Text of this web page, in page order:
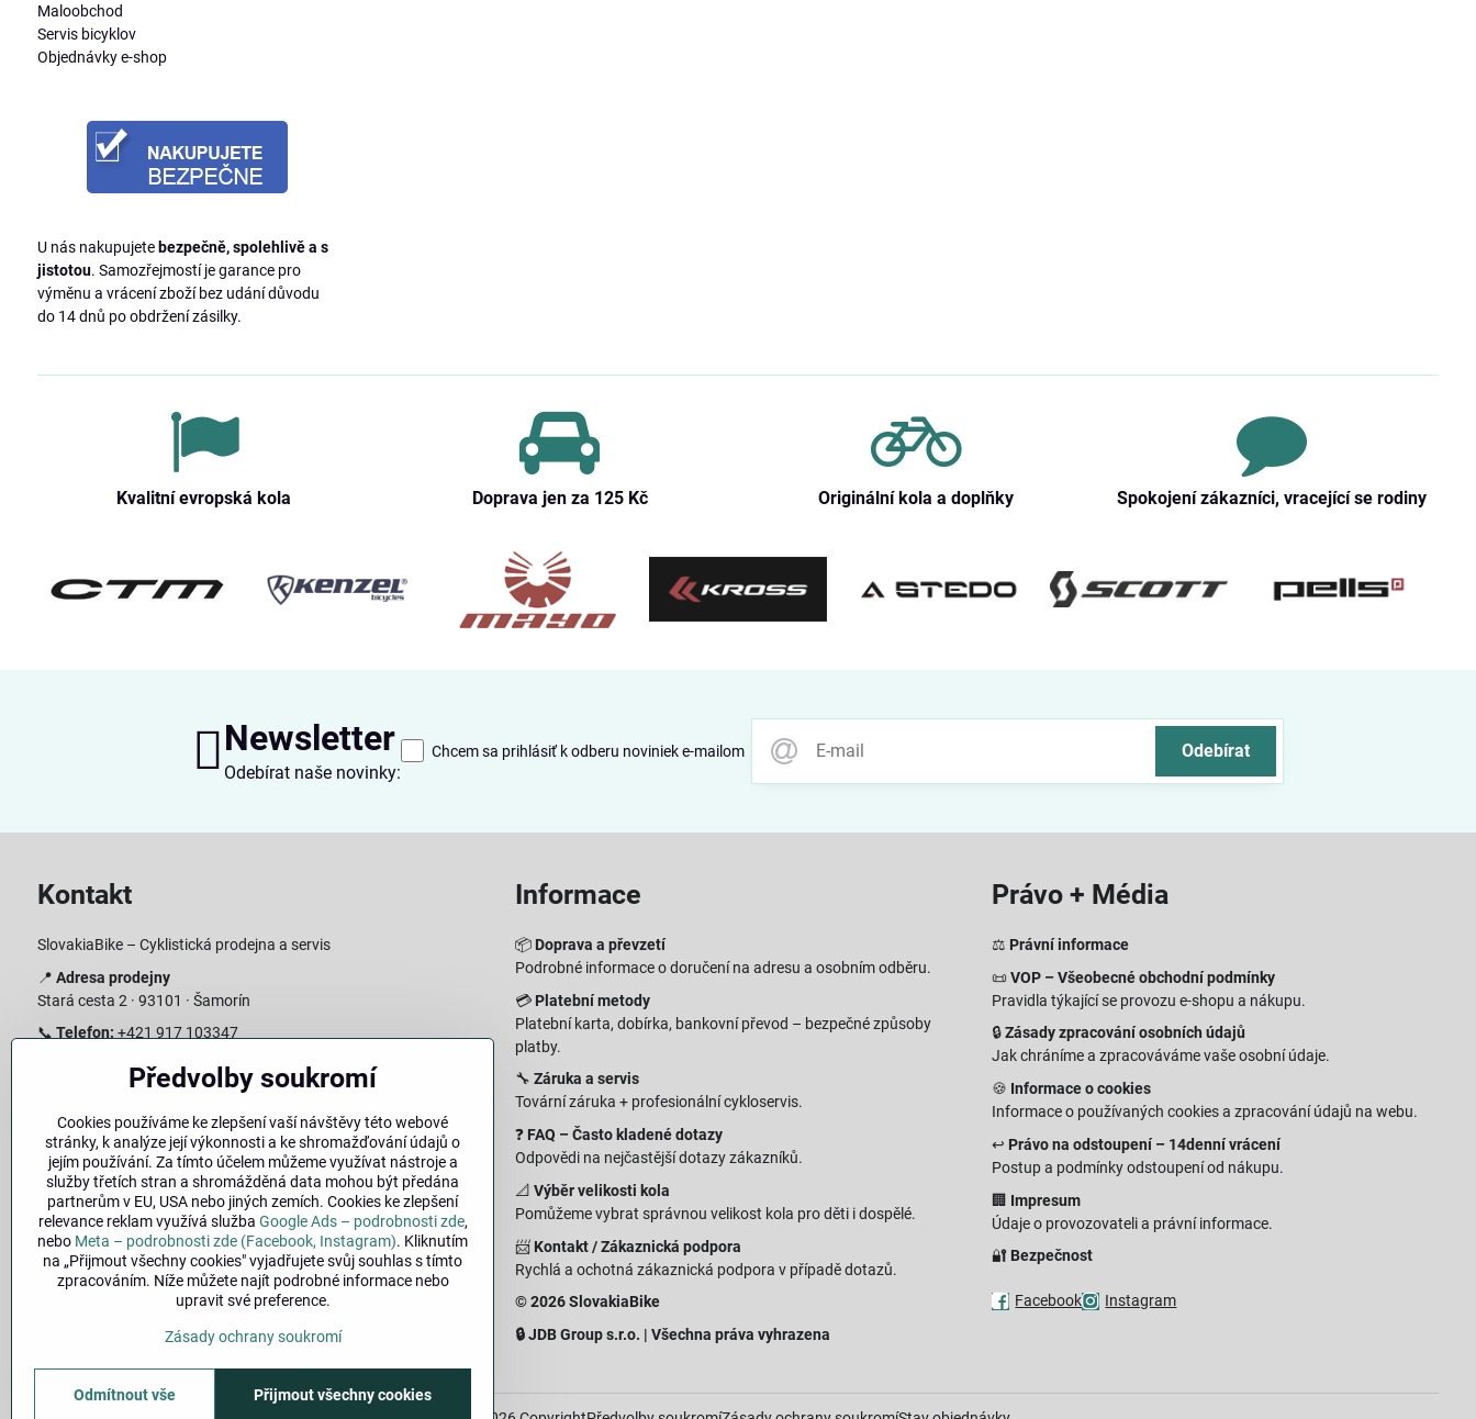
Maloobchod
Servis bicyklov
Objednávky e-shop
U nás nakupujete bezpečně, spolehlivě a s
jistotou. Samozřejmostí je garance pro
výměnu a vrácení zboží bez udání důvodu
do 14 dnů po obdržení zásilky.
Kvalitní evropská kola Doprava jen za 125 Kč Originální kola a doplňky Spokojení zákazníci, vracející se rodiny
Newsletter
Odebírat naše novinky:
Odebírat
Chcem sa prihlásiť k odberu noviniek e-mailom
Kontakt
SlovakiaBike – Cyklistická prodejna a servis
📍 Adresa prodejny
Stará cesta 2 · 93101 · Šamorín
📞 Telefon: +421 917 103347
info@slovakiabike.sk
Pondělí–Pátek: 09:00–15:00
Sobota: 09:00–11:00
Neděle: Zavřeno
👉Zobrazit prodejnu na mapě(odkaz na Google Maps)
Informace
📦 Doprava a převzetí
Podrobné informace o doručení na adresu a osobním odběru.
💳 Platební metody
Platební karta, dobírka, bankovní převod – bezpečné způsoby
platby.
🔧 Záruka a servis
Tovární záruka + profesionální cykloservis.
❓ FAQ – Často kladené dotazy
Odpovědi na nejčastější dotazy zákazníků.
📐 Výběr velikosti kola
Pomůžeme vybrat správnou velikost kola pro děti i dospělé.
📨 Kontakt / Zákaznická podpora
Rychlá a ochotná zákaznická podpora v případě dotazů.
© 2026 SlovakiaBike
🔒 JDB Group s.r.o. | Všechna práva vyhrazena
Právo + Média
⚖️ Právní informace
📜VOP – Všeobecné obchodní podmínky
Pravidla týkající se provozu e-shopu a nákupu.
🔒Zásady zpracování osobních údajů
Jak chráníme a zpracováváme vaše osobní údaje.
🍪 Informace o cookies
Informace o používaných cookies a zpracování údajů na webu.
↩️ Právo na odstoupení – 14denní vrácení
Postup a podmínky odstoupení od nákupu.
🏢 Impresum
Údaje o provozovateli a právní informace.
🔐 Bezpečnost
Facebook Instagram
Předvolby soukromí
Cookies používáme ke zlepšení vaší návštěvy této webové
stránky, k analýze její výkonnosti a ke shromažďování údajů o
jejím používání. Za tímto účelem můžeme využívat nástroje a
služby třetích stran a shromážděná data mohou být předána
partnerům v EU, USA nebo jiných zemích. Cookies ke zlepšení
relevance reklam využívá služba Google Ads – podrobnosti zde,
nebo Meta – podrobnosti zde (Facebook, Instagram). Kliknutím
na „Přijmout všechny cookies" vyjadřujete svůj souhlas s tímto
zpracováním. Níže můžete najít podrobné informace nebo
upravit své preference.
Zásady ochrany soukromí
Přijmout všechny cookies
Odmítnout vše